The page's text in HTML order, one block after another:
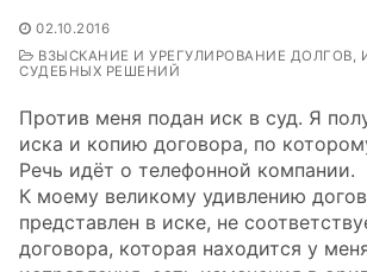
02.10.2016
ВЗЫСКАНИЕ И УРЕГУЛИРОВАНИЕ ДОЛГОВ,
СУДЕБНЫХ РЕШЕНИЙ
Против меня подан иск в суд. Я
иска и копию договора, по
Речь идёт о телефонной компании.
К моему великому удивлению
представлен в иске, не
договора, которая находится у